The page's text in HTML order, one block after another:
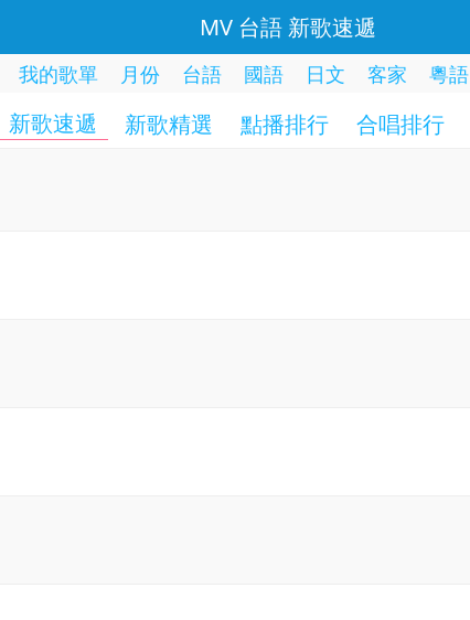
MV 台語 新歌速遞
我的歌單 月份 台語 國語 日文 客家 粵語
新歌速遞 新歌精選 點播排行 合唱排行